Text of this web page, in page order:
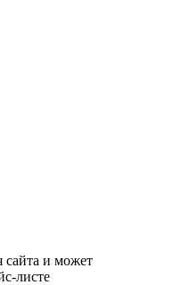
сайта и может
листе